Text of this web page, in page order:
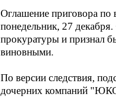
Оглашение приговора по
понедельник, 27
прокуратуры и
виновными.
По версии следствия,
дочерних компаний